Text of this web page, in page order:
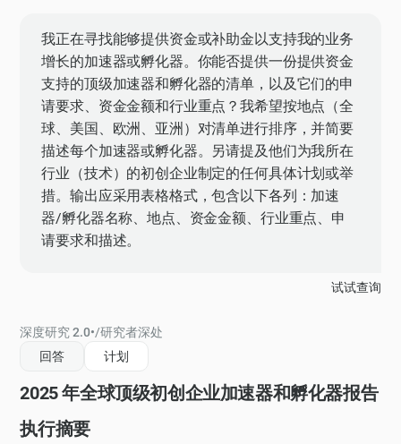
我正在寻找能够提供资金或补助金以支持我的业务
增长的加速器或孵化器。你能否提供一份提供资金
支持的顶级加速器和孵化器的清单，以及它们的申
请要求、资金金额和行业重点？我希望按地点（全
球、美国、欧洲、亚洲）对清单进行排序，并简要
描述每个加速器或孵化器。另请提及他们为我所在
行业（技术）的初创企业制定的任何具体计划或举
措。输出应采用表格格式，包含以下各列：加速
器/孵化器名称、地点、资金金额、行业重点、申
请要求和描述。
试试查询
深度研究 2.0•/研究者深处
回答
计划
2025 年全球顶级初创企业加速器和孵化器报告
执行摘要